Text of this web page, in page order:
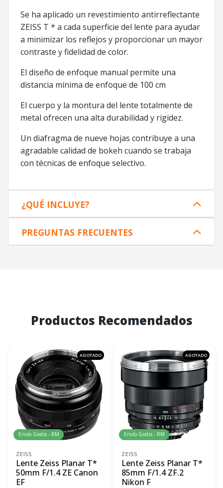
Se ha aplicado un revestimiento antirreflectante
ZEISS T * a cada superficie del lente para ayudar
a minimizar los reflejos y proporcionar un mayor
contraste y fidelidad de color.
El diseño de enfoque manual permite una
distancia mínima de enfoque de 100 cm
El cuerpo y la montura del lente totalmente de
metal ofrecen una alta durabilidad y rigidez.
Un diafragma de nueve hojas contribuye a una
agradable calidad de bokeh cuando se trabaja
con técnicas de enfoque selectivo.
¿QUÉ INCLUYE?
PREGUNTAS FRECUENTES
Productos Recomendados
AGOTADO
Envío Gratis - RM
ZEISS
Lente Zeiss Planar T*
50mm F/1.4 ZE Canon
EF
AGOTADO
Envío Gratis - RM
ZEISS
Lente Zeiss Planar T*
85mm F/1.4 ZF.2
Nikon F